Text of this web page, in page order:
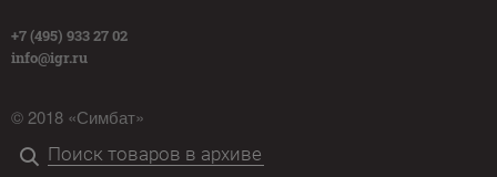
+7 (495) 933 27 02
info@igr.ru
© 2018 «Симбат»